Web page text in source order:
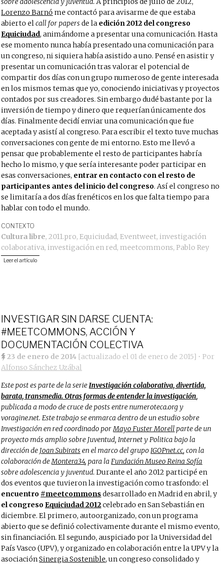
Lorenzo Barnó me contactó para avisarme de que estaba
abierto elcall for papersde la edición 2012 del congreso
Equiciudad, animándome a presentar una comunicación. Hasta
ese momento nunca había presentado una comunicación para
un congreso, ni siquiera había asistido a uno. Pensé en asistir y
presentar un comunicación tras valorar el potencial de
compartir dos días con un grupo numeroso de gente interesada
en los mismos temas que yo, conociendo iniciativas y proyectos
contados por sus creadores. Sin embargo dudé bastante por la
inversión de tiempo y dinero que requerían únicamente dos
días. Finalmente decidí enviar una comunicación que fue
aceptada y asistí al congreso. Para escribir el texto tuve muchas
conversaciones con gente de mi entorno. Esto me llevó a
pensar que probablemente el resto de participantes habría
hecho lo mismo, y que sería interesante poder participar en
esas conversaciones, entrar en contacto con el resto de
participantes antes del inicio del congreso. Así el congreso no
se limitaría a dos días frenéticos en los que falta tiempo para
hablar con todo el mundo.
CONTEXTO
Cultura libre,2011.pro,Equiciudad,Eventweet, investigación
colaborativa, investigación en red, meetcommons,Pablo Rey
Leer el artículo
INVESTIGAR SIN DARSE CUENTA:
#MEETCOMMONS, ACCIÓN Y
DOCUMENTACIÓN COLECTIVA
23 de enero de 2014 [actualizado el 01 de enero de 2015] • Por
Alfonso Sánchez Uzábal
Este post es parte de la serieInvestigación colaborativa, divertida,
barata, transmedia. Otras formas de entender la investigación,
publicada a modo de cruce de posts entre numeroteca.org y
voragine.net. Este trabajo se enmarca dentro de un estudio sobre
Investigación en red coordinado porMayo Fuster Morellparte de un
proyecto más amplio sobre Juventud, Internet y Politica bajo la
dirección de Joan Subiratsen el marco del grupoIGOPnet.cc, con la
colaboración deMontera34, para laFundación Museo Reina Sofía
sobre adolescencia y juventud. Durante el año 2012 participé en
dos eventos que tuvieron la investigación como trasfondo: el
encuentro #meetcommons desarrollado en Madrid en abril, y
el congresoEquiciudad 2012celebrado en San Sebastián en
diciembre. El primero, autoorganizado, con un programa
abierto que se definió colectivamente durante el mismo evento,
sin financiación. El segundo, auspiciado por la Universidad del
País Vasco (UPV), y organizado en colaboración entre la UPV y la
asociaciónSinergia Sostenible, un congreso consolidado y